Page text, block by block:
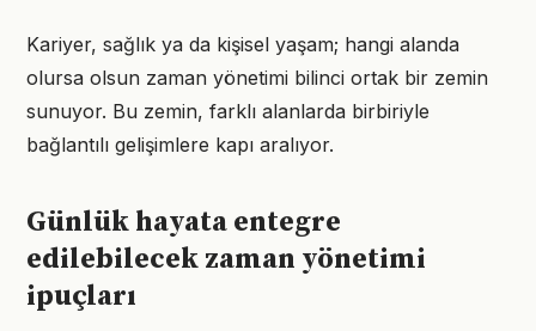
Kariyer, sağlık ya da kişisel yaşam; hangi alanda
olursa olsun zaman yönetimi bilinci ortak bir zemin
sunuyor. Bu zemin, farklı alanlarda birbiriyle
bağlantılı gelişimlere kapı aralıyor.
Günlük hayata entegre
edilebilecek zaman yönetimi
ipuçları